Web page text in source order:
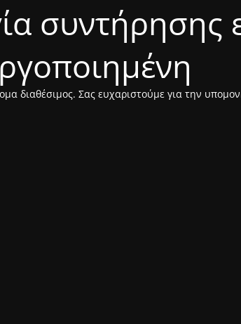
συντήρησης
διαθέσιμος. Σας ευχαριστούμε για την